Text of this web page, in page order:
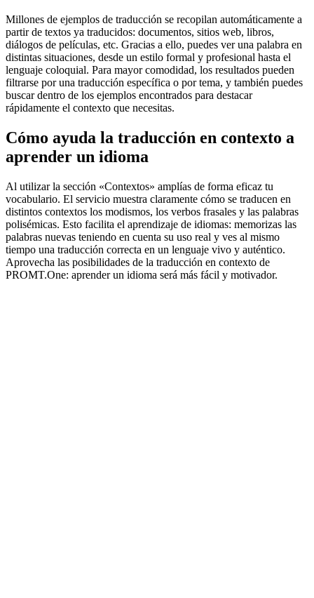
Millones de ejemplos de traducción se recopilan automáticamente a
partir de textos ya traducidos: documentos, sitios web, libros,
diálogos de películas, etc. Gracias a ello, puedes ver una palabra en
distintas situaciones, desde un estilo formal y profesional hasta el
lenguaje coloquial. Para mayor comodidad, los resultados pueden
filtrarse por una traducción específica o por tema, y también puedes
buscar dentro de los ejemplos encontrados para destacar
rápidamente el contexto que necesitas.
Cómo ayuda la traducción en contexto a
aprender un idioma
Al utilizar la sección «Contextos» amplías de forma eficaz tu
vocabulario. El servicio muestra claramente cómo se traducen en
distintos contextos los modismos, los verbos frasales y las palabras
polisémicas. Esto facilita el aprendizaje de idiomas: memorizas las
palabras nuevas teniendo en cuenta su uso real y ves al mismo
tiempo una traducción correcta en un lenguaje vivo y auténtico.
Aprovecha las posibilidades de la traducción en contexto de
PROMT.One: aprender un idioma será más fácil y motivador.